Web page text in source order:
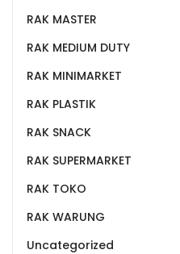
RAK MASTER
RAK MEDIUM DUTY
RAK MINIMARKET
RAK PLASTIK
RAK SNACK
RAK SUPERMARKET
RAK TOKO
RAK WARUNG
Uncategorized